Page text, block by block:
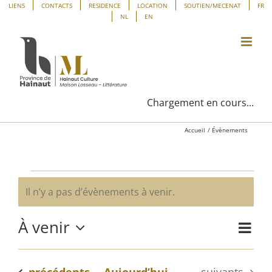
Panneau de gestion des cookies
Passer
contenu
LIENS CONTACTS RESIDENCE LOCATION SOUTIEN/MECENAT
FR
NL
EN
Chargement en cours...
Accueil Évènements
Évènements
Notice
Il n’y a pas d’évènements à venir.
Liste
À venir
Sélectionnez